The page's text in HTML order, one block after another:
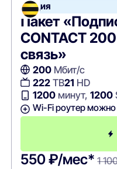
Акция
Пакет
CONTACT
связь»
200Мбит/с
222ТВ21 HD
1200минут, 1200
Wi-Fi роутер можно
550 ₽/мес* 1